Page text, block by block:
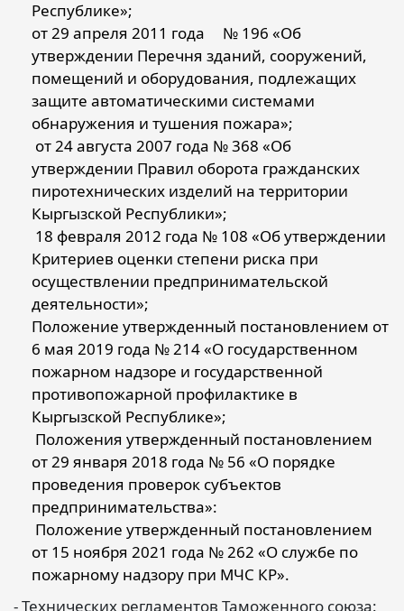
Республике»;
от 29 апреля 2011 года № 196 «Об
утверждении Перечня зданий, сооружений,
помещений и оборудования, подлежащих
защите автоматическими системами
обнаружения и тушения пожара»;
от 24 августа 2007 года № 368 «Об
утверждении Правил оборота гражданских
пиротехнических изделий на территории
Кыргызской Республики»;
18 февраля 2012 года № 108 «Об утверждении
Критериев оценки степени риска при
осуществлении предпринимательской
деятельности»;
Положение утвержденный постановлением от
6 мая 2019 года № 214 «О государственном
пожарном надзоре и государственной
противопожарной профилактике в
Кыргызской Республике»;
Положения утвержденный постановлением
от 29 января 2018 года № 56 «О порядке
проведения проверок субъектов
предпринимательства»:
Положение утвержденный постановлением
от 15 ноября 2021 года № 262 «О службе по
пожарному надзору при МЧС КР».
- Технических регламентов Таможенного союза: